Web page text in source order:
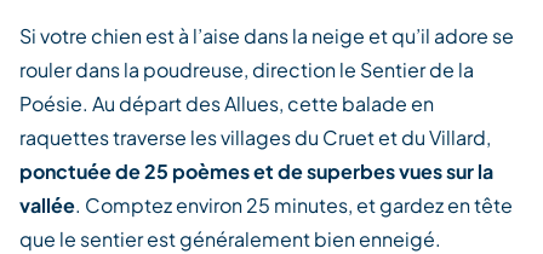
Si votre chien est à l’aise dans la neige et qu’il adore se
rouler dans la poudreuse, direction le Sentier de la
Poésie. Au départ des Allues, cette balade en
raquettes traverse les villages du Cruet et du Villard,
ponctuée de 25 poèmes et de superbes vues sur la
vallée. Comptez environ 25 minutes, et gardez en tête
que le sentier est généralement bien enneigé.